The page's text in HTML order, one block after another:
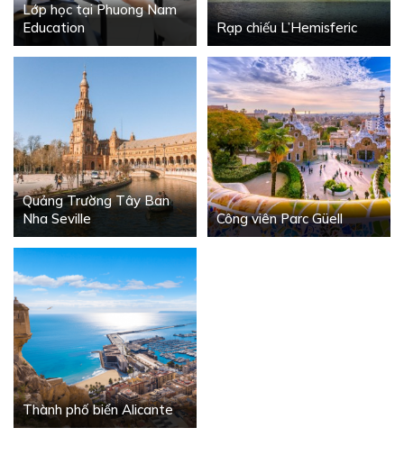
Lớp học tại Phuong Nam
Education
Rạp chiếu L’Hemisferic
Quảng Trường Tây Ban
Nha Seville
Công viên Parc Güell
Thành phố biển Alicante